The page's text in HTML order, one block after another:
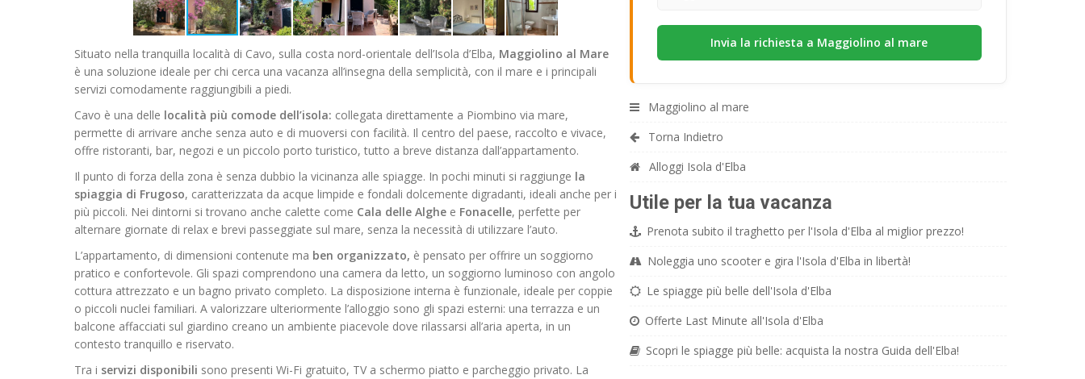
Situato nella tranquilla località di Cavo, sulla costa nord-orientale dell’Isola d’Elba, Maggiolino al Mare
è una soluzione ideale per chi cerca una vacanza all’insegna della semplicità, con il mare e i principali
servizi comodamente raggiungibili a piedi.
Cavo è una delle località più comode dell’isola: collegata direttamente a Piombino via mare,
permette di arrivare anche senza auto e di muoversi con facilità. Il centro del paese, raccolto e vivace,
offre ristoranti, bar, negozi e un piccolo porto turistico, tutto a breve distanza dall’appartamento.
Il punto di forza della zona è senza dubbio la vicinanza alle spiagge. In pochi minuti si raggiunge la
spiaggia di Frugoso, caratterizzata da acque limpide e fondali dolcemente digradanti, ideali anche per i
più piccoli. Nei dintorni si trovano anche calette come Cala delle Alghe e Fonacelle, perfette per
alternare giornate di relax e brevi passeggiate sul mare, senza la necessità di utilizzare l’auto.
L’appartamento, di dimensioni contenute ma ben organizzato, è pensato per offrire un soggiorno
pratico e confortevole. Gli spazi comprendono una camera da letto, un soggiorno luminoso con angolo
cottura attrezzato e un bagno privato completo. La disposizione interna è funzionale, ideale per coppie
o piccoli nuclei familiari. A valorizzare ulteriormente l’alloggio sono gli spazi esterni: una terrazza e un
balcone affacciati sul giardino creano un ambiente piacevole dove rilassarsi all’aria aperta, in un
contesto tranquillo e riservato.
Tra i servizi disponibili sono presenti Wi-Fi gratuito, TV a schermo piatto e parcheggio privato. La
Maggiolino al mare
Torna Indietro
Alloggi Isola d'Elba
Utile per la tua vacanza
Prenota subito il traghetto per l'Isola d'Elba al miglior prezzo!
Noleggia uno scooter e gira l'Isola d'Elba in libertà!
Le spiagge più belle dell'Isola d'Elba
Offerte Last Minute all'Isola d'Elba
Scopri le spiagge più belle: acquista la nostra Guida dell'Elba!